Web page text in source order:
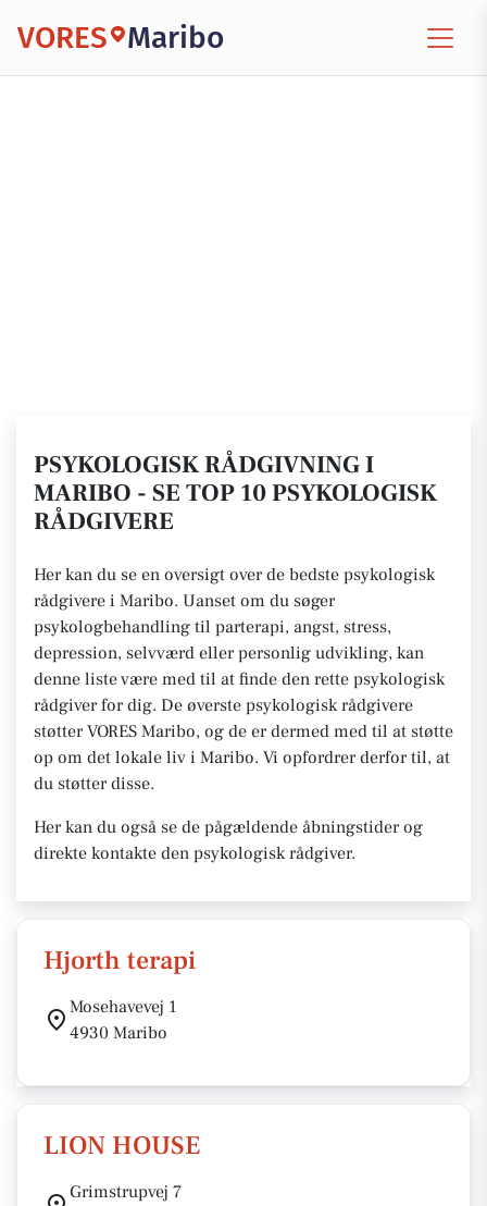
VORES Maribo
PSYKOLOGISK RÅDGIVNING I
MARIBO - SE TOP 10 PSYKOLOGISK
RÅDGIVERE
Her kan du se en oversigt over de bedste psykologisk
rådgivere i Maribo. Uanset om du søger
psykologbehandling til parterapi, angst, stress,
depression, selvværd eller personlig udvikling, kan
denne liste være med til at finde den rette psykologisk
rådgiver for dig. De øverste psykologisk rådgivere
støtter VORES Maribo, og de er dermed med til at støtte
op om det lokale liv i Maribo. Vi opfordrer derfor til, at
du støtter disse.
Her kan du også se de pågældende åbningstider og
direkte kontakte den psykologisk rådgiver.
Hjorth terapi
Mosehavevej 1
4930 Maribo
LION HOUSE
Grimstrupvej 7